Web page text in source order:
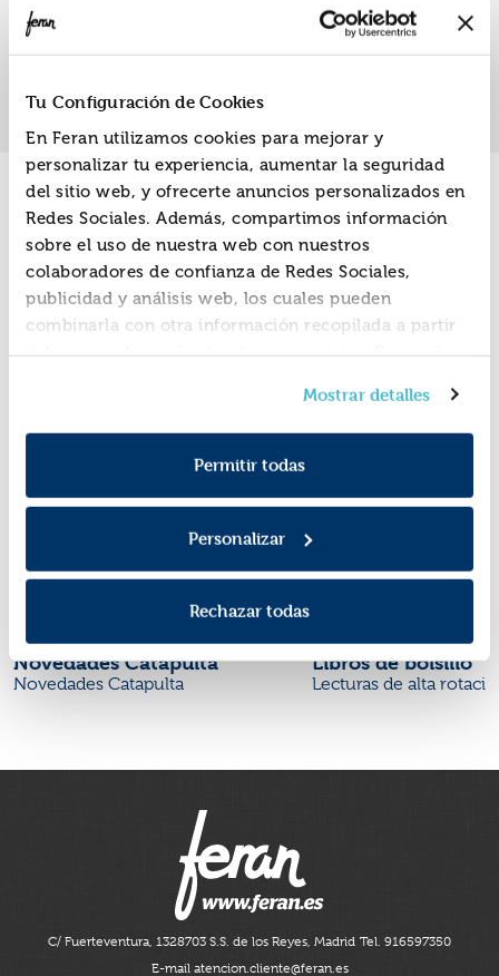
Tu Configuración de Cookies
En Feran utilizamos cookies para mejorar y
personalizar tu experiencia, aumentar la seguridad
del sitio web, y ofrecerte anuncios personalizados en
Redes Sociales. Además, compartimos información
sobre el uso de nuestra web con nuestros
colaboradores de confianza de Redes Sociales,
publicidad y análisis web, los cuales pueden
combinarla con otra información recopilada a partir
del uso que hayas hecho de sus servicios. Recuerda
consentimiento en cualquier momento. Para más
información consulta laPolítica de Cookiesy la
Política de Privacidad.
Mostrar detalles
Permitir todas
Personalizar
Rechazar todas
Promociones
Novedades Catapulta
Novedades Catapulta
Libros de bolsillo
Lecturas de alta
C/ Fuerteventura, 1328703 S.S. de los Reyes, Madrid Tel. 916597350
E-mail atencion.cliente@feran.es